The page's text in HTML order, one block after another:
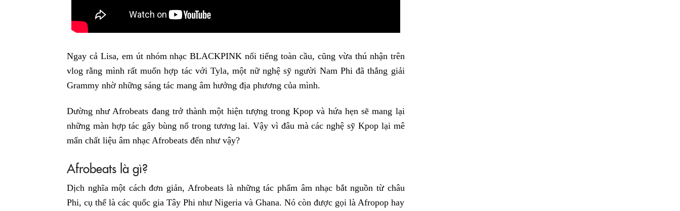
Ngay cả Lisa, em út nhóm nhạc BLACKPINK nổi tiếng toàn cầu, cũng vừa thú nhận trên
vlog rằng mình rất muốn hợp tác với Tyla, một nữ nghệ sỹ người Nam Phi đã thắng giải
Grammy nhờ những sáng tác mang âm hưởng địa phương của mình.
Dường như Afrobeats đang trở thành một hiện tượng trong Kpop và hứa hẹn sẽ mang lại
những màn hợp tác gây bùng nổ trong tương lai. Vậy vì đâu mà các nghệ sỹ Kpop lại mê
mẩn chất liệu âm nhạc Afrobeats đến như vậy?
Afrobeats là gì?
Dịch nghĩa một cách đơn giản, Afrobeats là những tác phẩm âm nhạc bắt nguồn từ châu
Phi, cụ thể là các quốc gia Tây Phi như Nigeria và Ghana. Nó còn được gọi là Afropop hay